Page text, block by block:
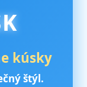
kúsky
štýl.